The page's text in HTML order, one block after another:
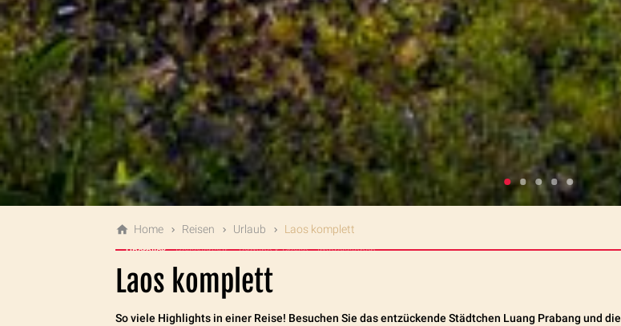
Home Reisen Urlaub Laos komplett
Überblick Reiseverlauf Termine & Preise Impressionen
Laos komplett
So viele Highlights in einer Reise! Besuchen Sie das entzückende Städtchen Luang Prabang und die